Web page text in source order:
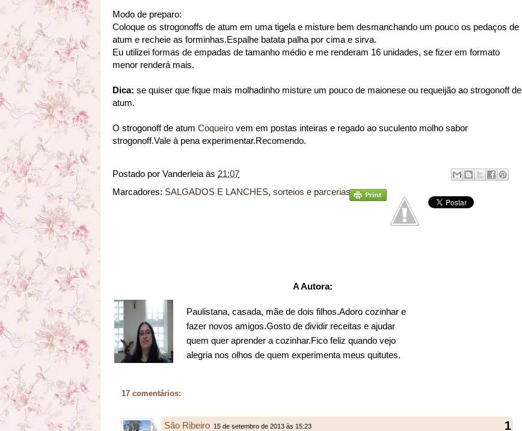
Modo de preparo:
Coloque os strogonoffs de atum em uma tigela e misture bem desmanchando um pouco os pedaços de
atum e recheie as forminhas.Espalhe batata palha por cima e sirva.
Eu utilizei formas de empadas de tamanho médio e me renderam 16 unidades, se fizer em formato
menor renderá mais.
Dica: se quiser que fique mais molhadinho misture um pouco de maionese ou requeijão ao strogonoff de
atum.
O strogonoff de atum Coqueiro vem em postas inteiras e regado ao suculento molho sabor
strogonoff.Vale à pena experimentar.Recomendo.
Postado por Vanderleia às 21:07
Marcadores: SALGADOS E LANCHES, sorteios e parcerias
A Autora:
Paulistana, casada, mãe de dois filhos.Adoro cozinhar e
fazer novos amigos.Gosto de dividir receitas e ajudar
quem quer aprender a cozinhar.Fico feliz quando vejo
alegria nos olhos de quem experimenta meus quitutes.
17 comentários:
São Ribeiro 15 de setembro de 2013 às 15:23